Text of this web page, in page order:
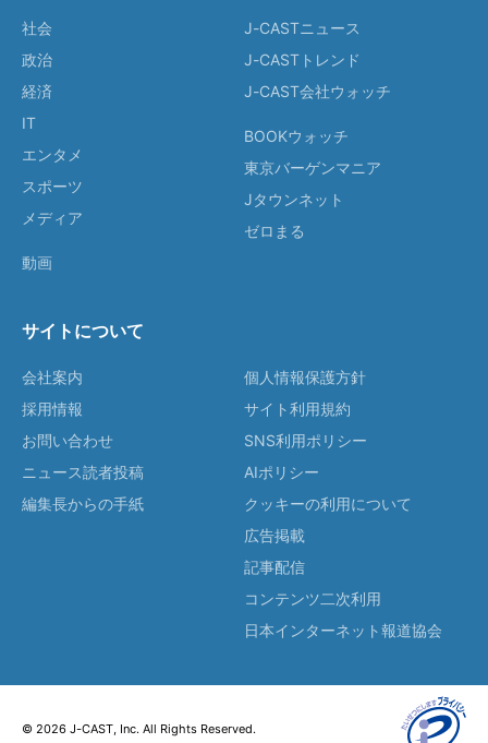
社会
政治
経済
IT
エンタメ
スポーツ
メディア
動画
J-CASTニュース
J-CASTトレンド
J-CAST会社ウォッチ
BOOKウォッチ
東京バーゲンマニア
Jタウンネット
ゼロまる
サイトについて
会社案内
採用情報
お問い合わせ
ニュース読者投稿
編集長からの手紙
個人情報保護方針
サイト利用規約
SNS利用ポリシー
AIポリシー
クッキーの利用について
広告掲載
記事配信
コンテンツ二次利用
日本インターネット報道協会
© 2026 J-CAST, Inc. All Rights Reserved.